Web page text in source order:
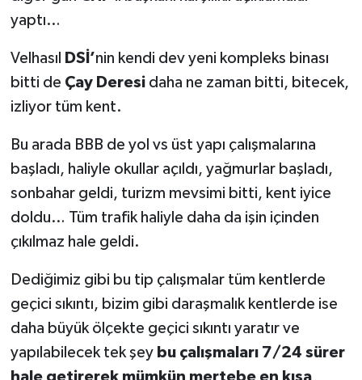
yaptı…
Velhasıl DSİ’nin kendi dev yeni kompleks binası
bitti de Çay Deresidaha ne zaman bitti, bitecek,
izliyor tüm kent.
Bu arada BBB de yol vs üst yapı çalışmalarına
başladı, haliyle okullar açıldı, yağmurlar başladı,
sonbahar geldi, turizm mevsimi bitti, kent iyice
doldu… Tüm trafik haliyle daha da işin içinden
çıkılmaz hale geldi.
Dediğimiz gibi bu tip çalışmalar tüm kentlerde
geçici sıkıntı, bizim gibi daraşmalık kentlerde ise
daha büyük ölçekte geçici sıkıntı yaratır ve
yapılabilecek tek şey bu çalışmaları 7/24 sürer